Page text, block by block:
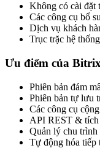
Không có cài đặt
Các công cụ bổ
Dịch vụ khách
Trục trặc hệ thống
Ưu điểm của
Phiên bản đám
Phiên bản tự lưu
Các công cụ
API REST & tích
Quản lý chu trình
Tự động hóa tiếp